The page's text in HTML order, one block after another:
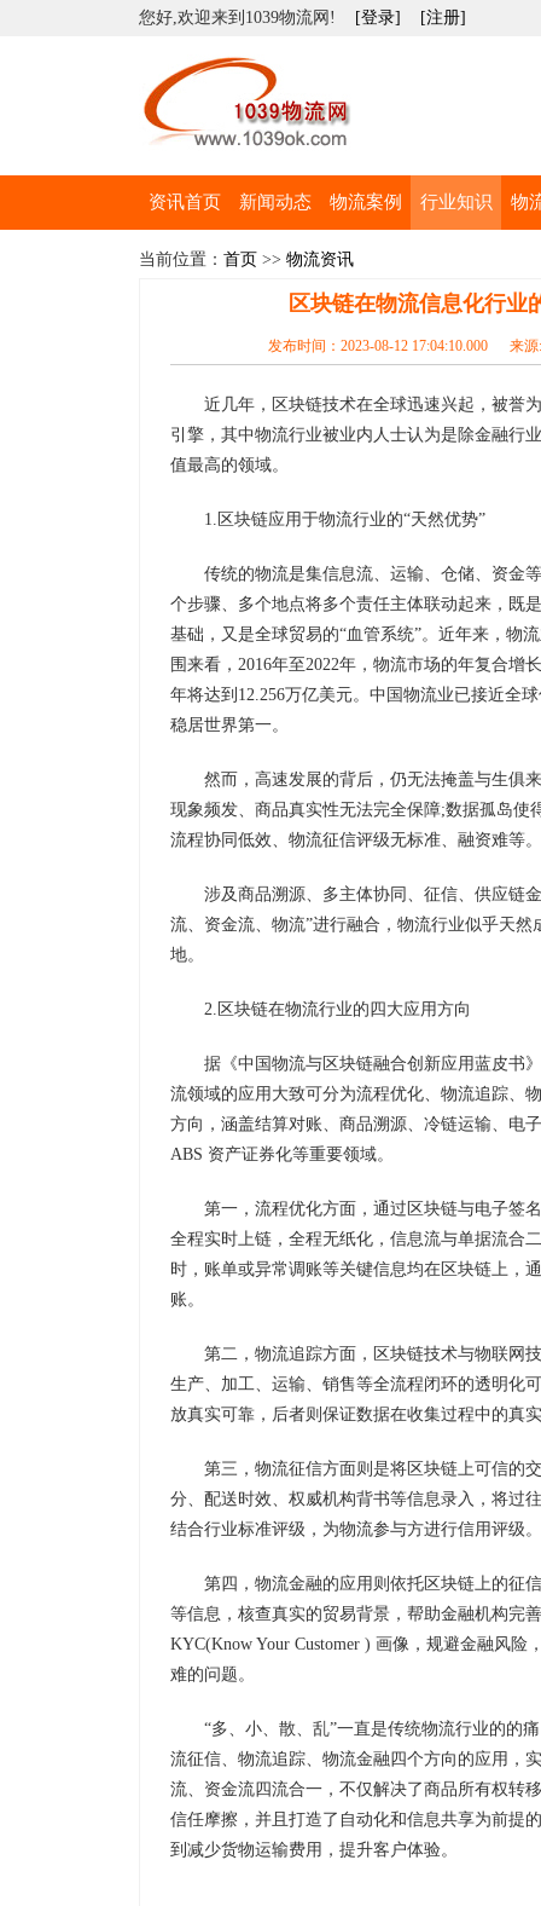
您好,欢迎来到1039物流网! [登录] [注册]
资讯首页 新闻动态 物流案例 行业知识 物
当前位置： 首页 >> 物流资讯
区块链在物流信息化行业
发布时间：2023-08-12 17:04:10.000 来
近几年，区块链技术在全球迅速兴起，被誉
引擎，其中物流行业被业内人士认为是除金融行
值最高的领域。
1.区块链应用于物流行业的“天然优势”
传统的物流是集信息流、运输、仓储、资金
个步骤、多个地点将多个责任主体联动起来，既
基础，又是全球贸易的“血管系统”。近年来，物
围来看，2016年至2022年，物流市场的年复合增
年将达到12.256万亿美元。中国物流业已接近全
稳居世界第一。
然而，高速发展的背后，仍无法掩盖与生俱
现象频发、商品真实性无法完全保障;数据孤岛使
流程协同低效、物流征信评级无标准、融资难等。
涉及商品溯源、多主体协同、征信、供应链
流、资金流、物流”进行融合，物流行业似乎天然
地。
2.区块链在物流行业的四大应用方向
据《中国物流与区块链融合创新应用蓝皮书
流领域的应用大致可分为流程优化、物流追踪、
方向，涵盖结算对账、商品溯源、冷链运输、电
ABS 资产证券化等重要领域。
第一，流程优化方面，通过区块链与电子签
全程实时上链，全程无纸化，信息流与单据流合
时，账单或异常调账等关键信息均在区块链上，
账。
第二，物流追踪方面，区块链技术与物联网
生产、加工、运输、销售等全流程闭环的透明化
放真实可靠，后者则保证数据在收集过程中的真
第三，物流征信方面则是将区块链上可信的
分、配送时效、权威机构背书等信息录入，将过
结合行业标准评级，为物流参与方进行信用评级。
第四，物流金融的应用则依托区块链上的征
等信息，核查真实的贸易背景，帮助金融机构完
KYC(Know Your Customer ) 画像，规避金融风险
难的问题。
“多、小、散、乱”一直是传统物流行业的的
流征信、物流追踪、物流金融四个方向的应用，
流、资金流四流合一，不仅解决了商品所有权转
信任摩擦，并且打造了自动化和信息共享为前提
到减少货物运输费用，提升客户体验。